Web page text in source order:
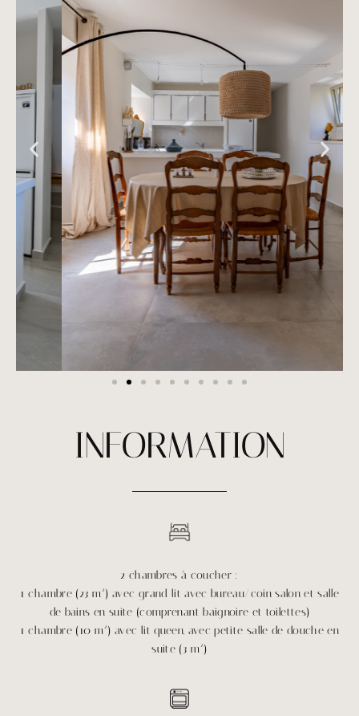
INFORMATION
2 chambres à coucher :
1 chambre (23 m²) avec grand lit avec bureau/coin salon et salle
de bains en suite (comprenant baignoire et toilettes)
1 chambre (10 m²) avec lit queen, avec petite salle de douche en
suite (3 m²)